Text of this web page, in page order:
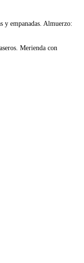
y empanadas. Almuerzo:
Merienda con